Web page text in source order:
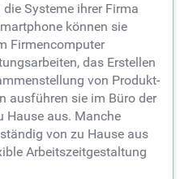
Systeme ihrer Firma
können sie
Firmencomputer
das Erstellen
von Produkt-
ausführen sie im Büro der
Hause aus. Manche
von zu Hause aus
Arbeitszeitgestaltung